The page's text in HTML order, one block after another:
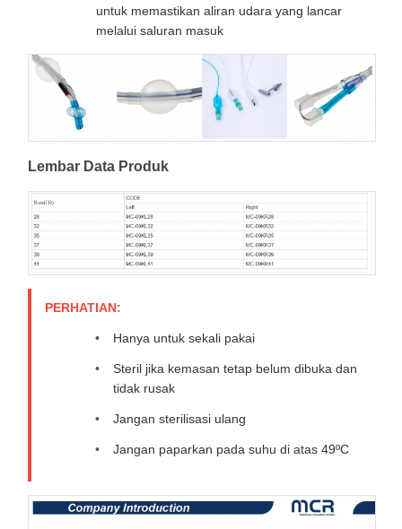
untuk memastikan aliran udara yang lancar
melalui saluran masuk
Lembar Data Produk
PERHATIAN:
Hanya untuk sekali pakai
Steril jika kemasan tetap belum dibuka dan
tidak rusak
Jangan sterilisasi ulang
Jangan paparkan pada suhu di atas 49ºC